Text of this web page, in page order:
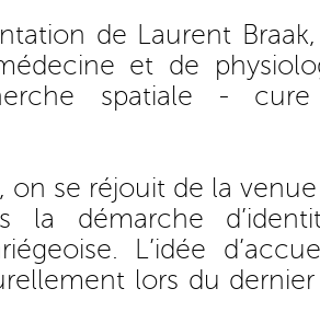
de Laurent
et de
spatiale - cure
on se réjouit de la
la démarche
L’idée
lors du